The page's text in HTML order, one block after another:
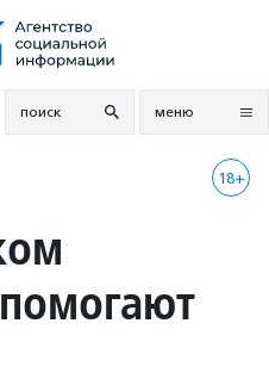
поиск меню
18+